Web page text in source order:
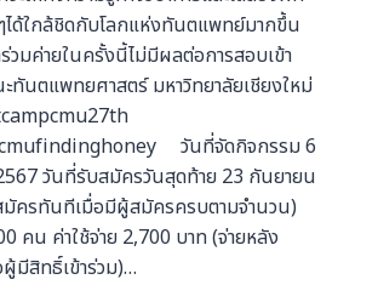
ด้ใกล้ชิดกับโลกแห่งทันตแพทย์มากขึ้น
ร่วมค่ายในครั้งนี้ไม่มีผลต่อการสอบเข้า
ทันตแพทยศาสตร์ มหาวิทยาลัยเชียงใหม่
วันที่จัดกิจกรรม 6
วันที่รับสมัครวันสุดท้าย 23 กันยายน
ครทันทีเมื่อมีผู้สมัครครบตามจำนวน)
คน ค่าใช้จ่าย 2,700 บาท (จ่ายหลัง
มีสิทธิ์เข้าร่วม)…